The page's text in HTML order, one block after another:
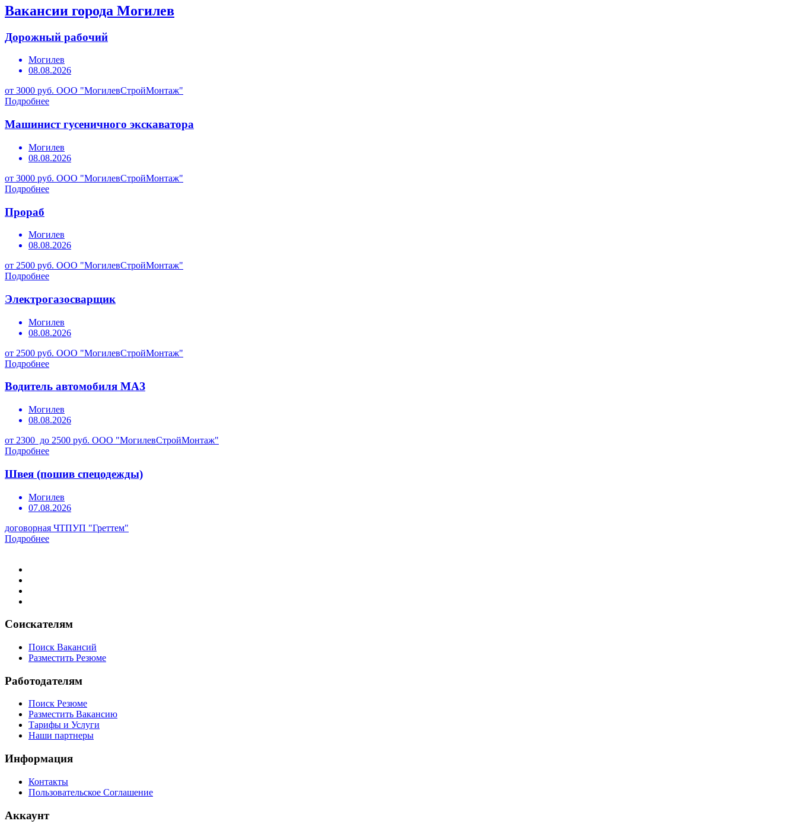
Вакансии города Могилев
Дорожный рабочий
Могилев
08.08.2026
от 3000 руб. ООО "МогилевСтройМонтаж"
Подробнее
Машинист гусеничного экскаватора
Могилев
08.08.2026
от 3000 руб. ООО "МогилевСтройМонтаж"
Подробнее
Прораб
Могилев
08.08.2026
от 2500 руб. ООО "МогилевСтройМонтаж"
Подробнее
Электрогазосварщик
Могилев
08.08.2026
от 2500 руб. ООО "МогилевСтройМонтаж"
Подробнее
Водитель автомобиля МАЗ
Могилев
08.08.2026
от 2300 до 2500 руб. ООО "МогилевСтройМонтаж"
Подробнее
Швея (пошив спецодежды)
Могилев
07.08.2026
договорная ЧТПУП "Греттем"
Подробнее
Соискателям
Поиск Вакансий
Разместить Резюме
Работодателям
Поиск Резюме
Разместить Вакансию
Тарифы и Услуги
Наши партнеры
Информация
Контакты
Пользовательское Соглашение
Аккаунт